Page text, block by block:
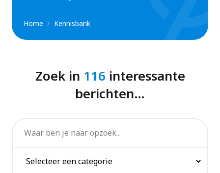
Home Kennisbank
Zoek in 116 interessante
berichten…